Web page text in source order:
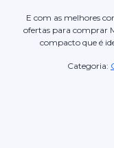
E com as melhores
ofertas para comprar
compacto que é
Categoria: